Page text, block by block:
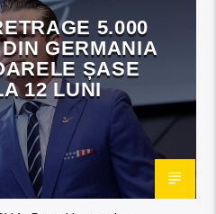
5.000
GERMANIA
ȘASE
12 LUNI